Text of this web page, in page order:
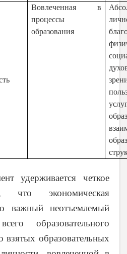
Вовлеченная в
процессы
образования
удерживается четкое
что экономическая
важный неотъемлемый
образовательного
взятых образовательных